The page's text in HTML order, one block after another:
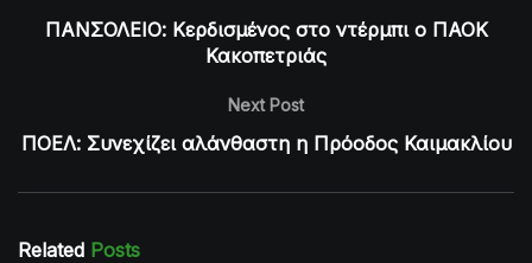
ΠΑΝΣΟΛΕΙΟ: Κερδισμένος στο ντέρμπι ο ΠΑΟΚ
Κακοπετριάς
Next Post
ΠΟΕΛ: Συνεχίζει αλάνθαστη η Πρόοδος Καιμακλίου
Related Posts